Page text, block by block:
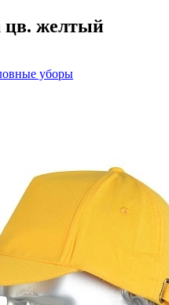
цв. желтый
уборы